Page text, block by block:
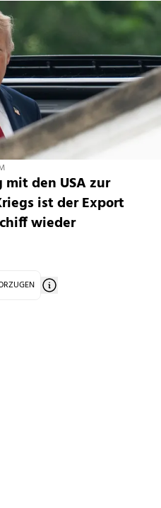
mit den USA zur
ist der Export
wieder